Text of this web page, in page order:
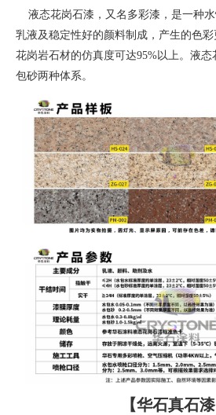
液态花岗石漆，又名多彩漆，是一种
乳液及稳定性好的颜料制成，产生的色
花岗岩石材的仿真度可达95%以上。液
包砂两种体系。
【华石真石漆